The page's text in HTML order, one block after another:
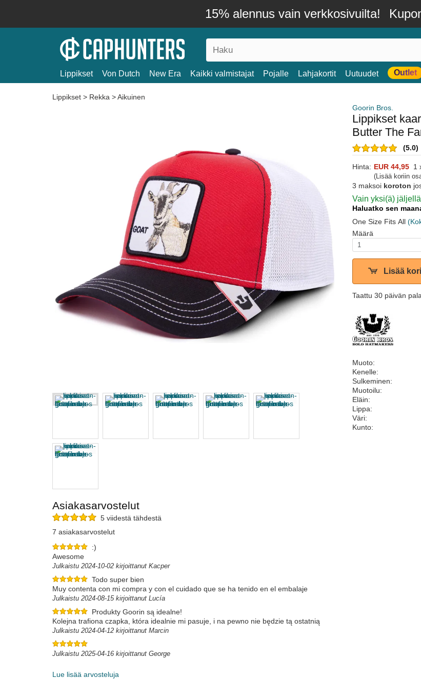
15% alennus vain verkkosivuilta!
Lippikset Von Dutch New Era Kaikki valmistajat Pojalle Lahjakortit Uutuudet Outlet
Lippikset > Rekka >Aikuinen
Goorin Bros.
Lippikset
Butter The
(5.0)
Hinta: EUR 44,95 1
(Lisää koriin
3 maksoi koroton
Vain yksi(ä)
Haluatko sen
One Size Fits All
Määrä
Lisää
Taattu 30 päivän
Muoto:
Kenelle:
Sulkeminen:
Muotoilu:
Eläin:
Lippa:
Väri:
Kunto:
Asiakasarvostelut
5 viidestä tähdestä
7 asiakasarvostelut
:)
Awesome
Julkaistu 2024-10-02 kirjoittanut Kacper
Todo super bien
Muy contenta con mi compra y con el cuidado que se ha tenido en el embalaje
Julkaistu 2024-08-15 kirjoittanut Lucía
Produkty Goorin są idealne!
Kolejna trafiona czapka, która idealnie mi pasuje, i na pewno nie będzie tą ostatnią
Julkaistu 2024-04-12 kirjoittanut Marcin
Julkaistu 2025-04-16 kirjoittanut George
Lue lisää arvosteluja